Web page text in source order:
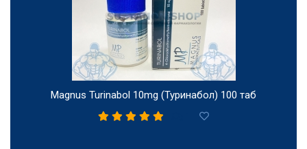
Magnus Turinabol 10mg (Туринабол) 100 таб